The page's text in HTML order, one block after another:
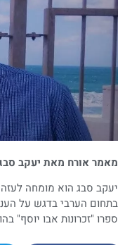
מאמר אורח מאת יעקב
בתחום הערבי בדגש על
ספרו "זכרונות אבו יוסף"